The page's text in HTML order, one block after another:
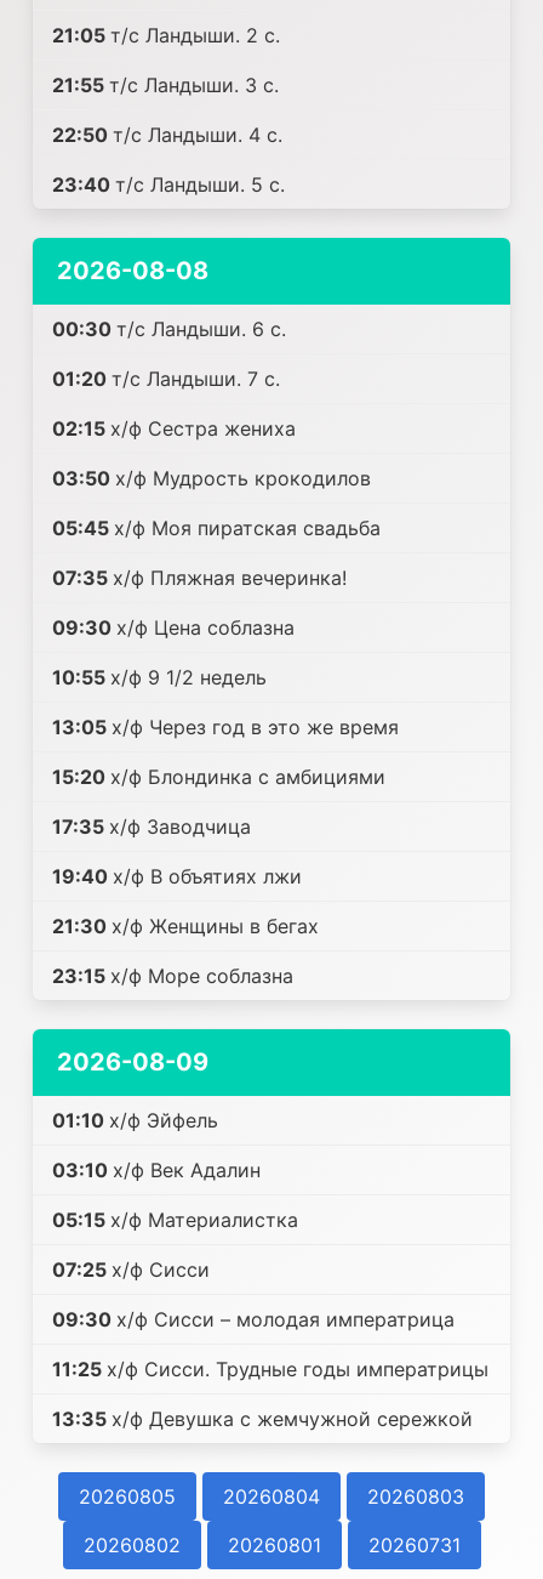
21:05 т/с Ландыши. 2 с.
21:55 т/с Ландыши. 3 с.
22:50 т/с Ландыши. 4 с.
23:40 т/с Ландыши. 5 с.
2026-08-08
00:30 т/с Ландыши. 6 с.
01:20 т/с Ландыши. 7 с.
02:15 х/ф Сестра жениха
03:50 х/ф Мудрость крокодилов
05:45 х/ф Моя пиратская свадьба
07:35 х/ф Пляжная вечеринка!
09:30 х/ф Цена соблазна
10:55 х/ф 9 1/2 недель
13:05 х/ф Через год в это же время
15:20 х/ф Блондинка с амбициями
17:35 х/ф Заводчица
19:40 х/ф В объятиях лжи
21:30 х/ф Женщины в бегах
23:15 х/ф Море соблазна
2026-08-09
01:10 х/ф Эйфель
03:10 х/ф Век Адалин
05:15 х/ф Материалистка
07:25 х/ф Сисси
09:30 х/ф Сисси – молодая императрица
11:25 х/ф Сисси. Трудные годы императрицы
13:35 х/ф Девушка с жемчужной сережкой
20260805 20260804
20260803
20260802
20260801 20260731